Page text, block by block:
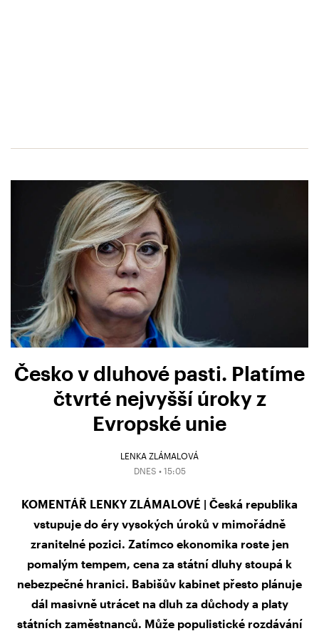
Česko v dluhové pasti. Platíme
čtvrté nejvyšší úroky z
Evropské unie
LENKA ZLÁMALOVÁ
DNES • 15:05
KOMENTÁŘ LENKY ZLÁMALOVÉ | Česká republika
vstupuje do éry vysokých úroků v mimořádně
zranitelné pozici. Zatímco ekonomika roste jen
pomalým tempem, cena za státní dluhy stoupá k
nebezpečné hranici. Babišův kabinet přesto plánuje
dál masivně utrácet na dluh za důchody a platy
státních zaměstnanců. Může populistické rozdávání